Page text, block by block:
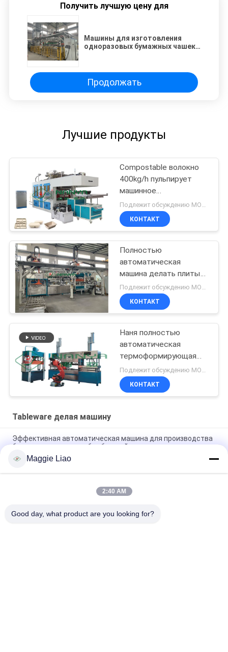
Получить лучшую цену для
Машины для изготовления
одноразовых бумажных чашек и
Продолжать
Лучшие продукты
Compostable волокно
400kg/h пульпирует
машинное
оборудование
Dinnerware Tableware
КОНТАКТ
Полностью
автоматическая
машина делать плиты
пульпы
Подлежит обсуждению MOQ:1set
КОНТАКТ
Наня полностью
автоматическая
термоформирующая
машина для бумажных
пластинок с роботом
220-440В
Подлежит обсуждению MOQ:1 комплект
КОНТАКТ
Tableware делая машину
Эффективная автоматическая машина для производства
бумажных тарелок из бамбуковой мякоти
сушки и резки в форме Сертификат CE
Зеленая автоматическая машина делать бумажной
Maggie Liao
2:40 AM
Good day, what product are you looking for?